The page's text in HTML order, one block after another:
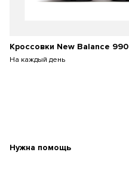
Кроссовки New Balance 990
На каждый день
Нужна помощь